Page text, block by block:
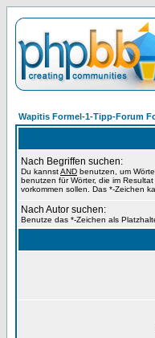
Wapitis Formel-1-Tipp-Forum
Nach Begriffen suchen:
Du kannstAND benutzen, um
benutzen für Wörter, die im
vorkommen sollen. Das *-Zeichen
Nach Autor suchen:
Benutze das *-Zeichen als